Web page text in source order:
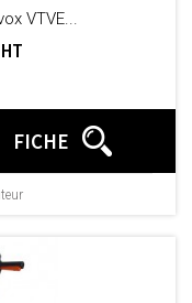
VTVE...
HT
FICHE